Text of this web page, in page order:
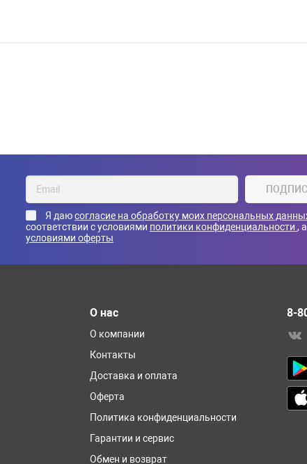
Я даюсогласие на обработку моих персональных
соответствии с условиями политики конфиденциальности ,
условиями оферты
О нас
О компании
Контакты
Доставка и оплата
Оферта
Политика конфиденциальности
Гарантии и сервис
Обмен и возврат
8-